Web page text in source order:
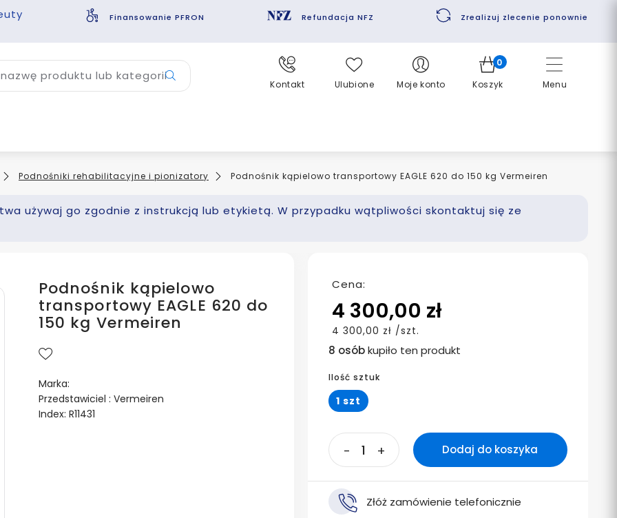
Finansowanie PFRON Refundacja NFZ Zrealizuj zlecenie ponownie
Menu
produktu lub kategorii
Kontakt Ulubione Moje konto
0
Koszyk
Podnośniki rehabilitacyjne i pionizatory Podnośnik kąpielowo transportowy EAGLE 620 do 150 kg Vermeiren
używaj go zgodnie z instrukcją lub etykietą. W przypadku wątpliwości skontaktuj się ze
Podnośnik kąpielowo
transportowy EAGLE 620 do
150 kg Vermeiren
Marka:
Przedstawiciel : Vermeiren
Index: R11431
Cena:
4 300,00 zł
4 300,00 zł /szt.
8 osóbkupiło ten produkt
Ilość sztuk
1 szt
- + Dodaj do koszyka
Złóż zamówienie telefonicznie